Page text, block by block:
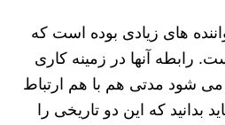
های زیادی بوده است که
رابطه آنها در زمینه کاری
می شود مدتی هم با هم ارتباط
بدانید که این دو تاریخی را